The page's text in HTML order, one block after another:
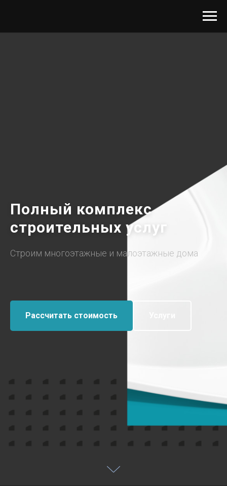
Полный комплекс
строительных услуг
Строим многоэтажные и малоэтажные дома
Рассчитать стоимость